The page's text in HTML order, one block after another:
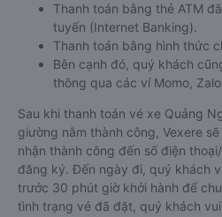
Thanh toán bằng thẻ ATM
tuyến (Internet Banking).
Thanh toán bằng hình thức
Bên cạnh đó, quý khách
thông qua các ví Momo,
Sau khi thanh toán vé xe Quảng
giường nằm thành công, Vexere
nhận thành công đến số điện
đăng ký. Đến ngày đi, quý khách
trước 30 phút giờ khởi hành để
tình trạng vé đã đặt, quý khách